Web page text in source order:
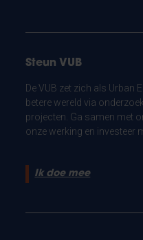
Steun VUB
De VUB zet zich als Urban
betere wereld via
projecten. Ga samen met
onze werking en investeer
Ik doe mee